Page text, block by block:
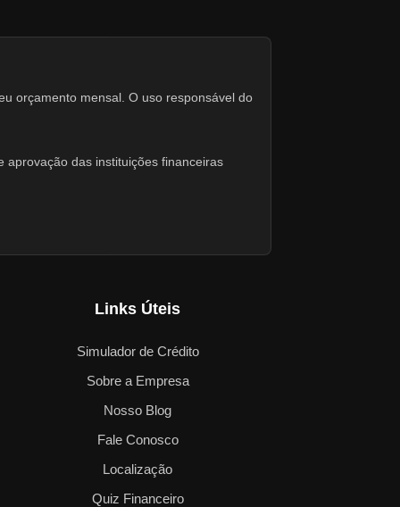
orçamento mensal. O uso responsável do
aprovação das instituições financeiras
Links Úteis
Simulador de Crédito
Sobre a Empresa
Nosso Blog
Fale Conosco
Localização
Quiz Financeiro